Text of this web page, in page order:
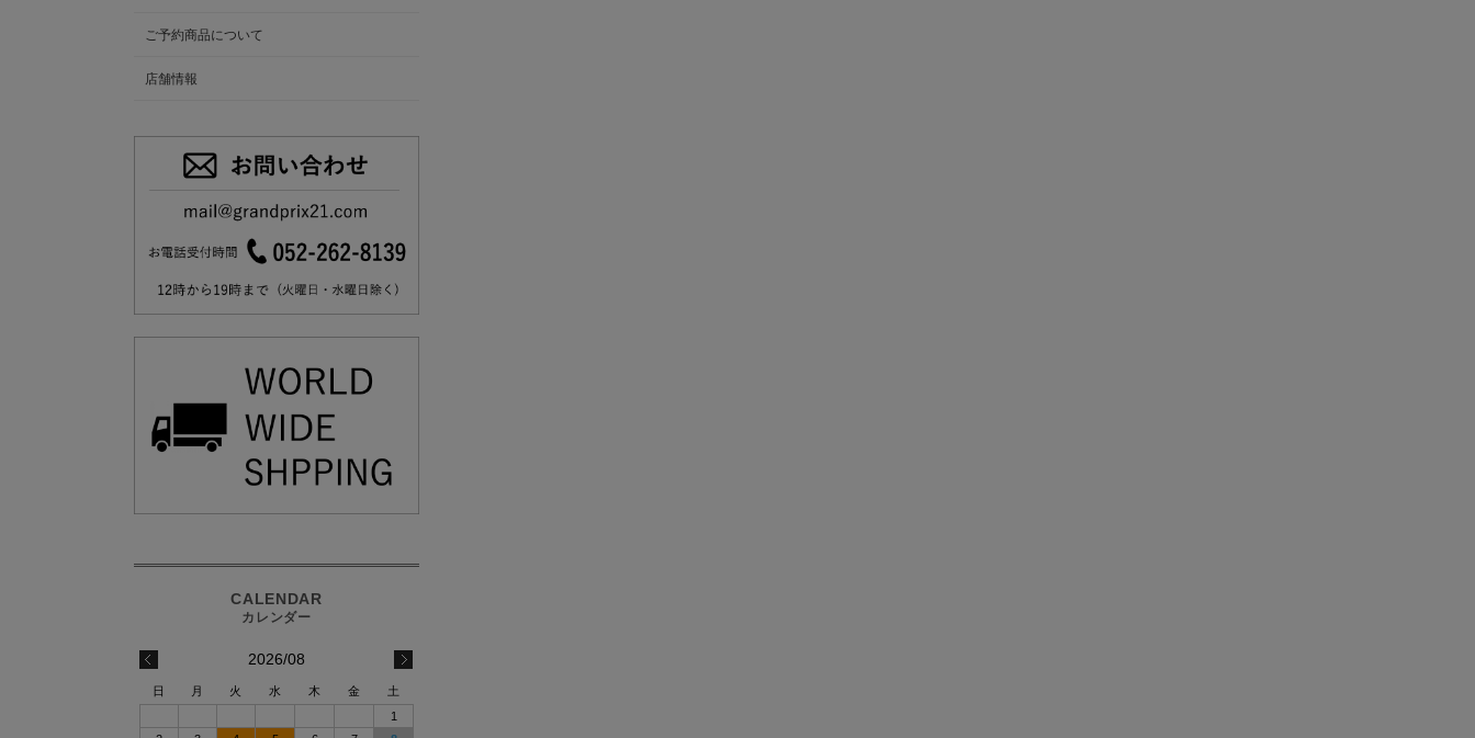
ご予約商品について
店舗情報
2026/08
日 月 火 水 木 金
土
1